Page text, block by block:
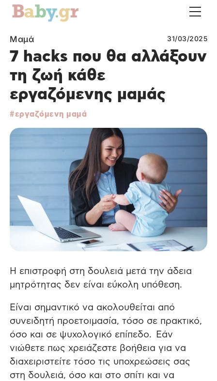
Μαμά 31/03/2025
7 hacks που θα αλλάξουν
τη ζωή κάθε
εργαζόμενης μαμάς
εργαζόμενη μαμά
Η επιστροφή στη δουλειά μετά την άδεια
μητρότητας δεν είναι εύκολη υπόθεση.
Είναι σημαντικό να ακολουθείται από
συνειδητή προετοιμασία, τόσο σε πρακτικό,
όσο και σε ψυχολογικό επίπεδο. Εάν
νιώθετε πως χρειάζεστε βοήθεια για να
διαχειριστείτε τόσο τις υποχρεώσεις σας
στη δουλειά, όσο και στο σπίτι και να